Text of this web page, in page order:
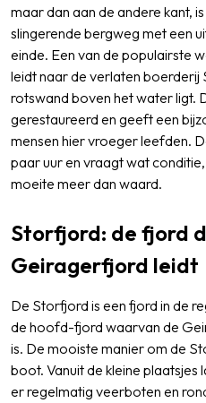
maar dan aan de andere kant,
slingerende bergweg met een
einde. Een van de populairste
leidt naar de verlaten boerderij
rotswand boven het water ligt.
gerestaureerd en geeft een
mensen hier vroeger leefden.
paar uur en vraagt wat
moeite meer dan waard.
Storfjord: de fjord
Geiragerfjord leidt
De Storfjord is een fjord in de
de hoofd-fjord waarvan de
is. De mooiste manier om de
boot. Vanuit de kleine plaatsjes
er regelmatig veerboten en